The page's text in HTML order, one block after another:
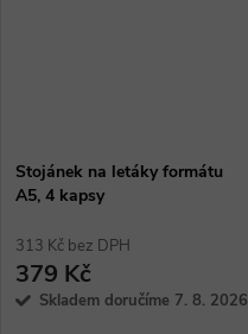
Stojánek na letáky formátu
A5, 4 kapsy
313 Kč bez DPH
379 Kč
Skladem doručíme 7. 8. 2026